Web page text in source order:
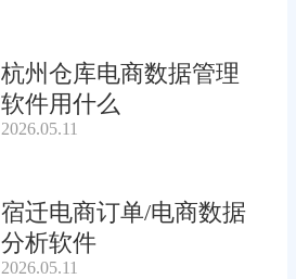
杭州仓库电商数据管理
软件用什么
2026.05.11
宿迁电商订单/电商数据
分析软件
2026.05.11